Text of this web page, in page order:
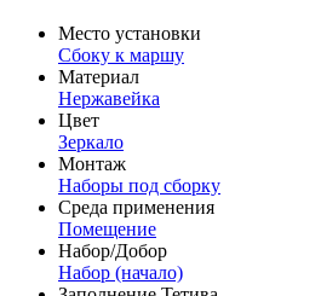
Место установки
Сбоку к маршу
Материал
Нержавейка
Цвет
Зеркало
Монтаж
Наборы под сборку
Среда применения
Помещение
Набор/Добор
Набор (начало)